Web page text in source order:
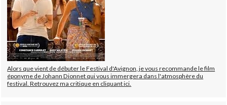
Alors que vient de débuter le Festival d'Avignon, je vous recommande le film
éponyme de Johann Dionnet qui vous immergera dans l'atmosphère du
festival. Retrouvez ma critique en cliquant ici.